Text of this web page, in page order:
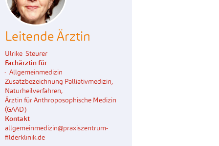
Leitende Ärztin
Ulrike Steurer
Fachärztin für
Allgemeinmedizin
Zusatzbezeichnung Palliativmedizin,
Naturheilverfahren,
Ärztin für Anthroposophische Medizin
(GAÄD)
Kontakt
allgemeinmedizin@praxiszentrum-
filderklinik.de